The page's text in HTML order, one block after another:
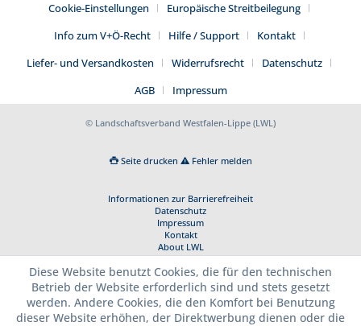
Cookie-Einstellungen
Europäische Streitbeilegung
Info zum V+Ö-Recht
Hilfe / Support
Kontakt
Liefer- und Versandkosten
Widerrufsrecht
Datenschutz
AGB
Impressum
© Landschaftsverband Westfalen-Lippe (LWL)
Seite drucken Fehler melden
Informationen zur Barrierefreiheit
Datenschutz
Impressum
Kontakt
About LWL
Diese Website benutzt Cookies, die für den technischen
Betrieb der Website erforderlich sind und stets gesetzt
werden. Andere Cookies, die den Komfort bei Benutzung
dieser Website erhöhen, der Direktwerbung dienen oder die